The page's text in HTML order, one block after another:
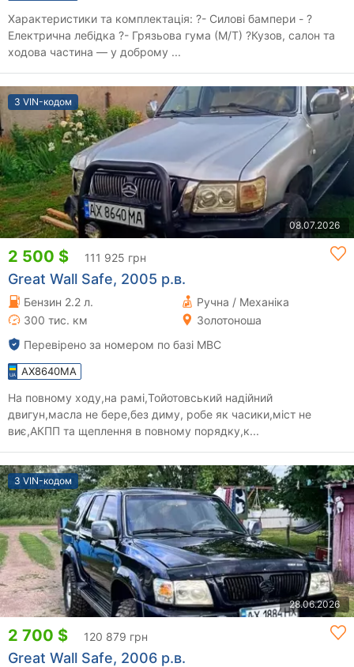
Характеристики та комплектація: ?- Силові бампери - ?
Електрична лебідка ?- Грязьова гума (M/T) ?Кузов, салон та
ходова частина — у доброму ...
З VIN-кодом
08.07.2026
2 500 $ 111 925 грн
Great Wall Safe, 2005 р.в.
Бензин 2.2 л.
Ручна / Механіка
300 тис. км
Золотоноша
Перевірено за номером по базі МВС
AX8640MA
На повному ходу,на рамі,Тойотовський надійний
двигун,масла не бере,без диму, робе як часики,міст не
виє,АКПП та щеплення в повному порядку,к...
З VIN-кодом
28.06.2026
2 700 $ 120 879 грн
Great Wall Safe, 2006 р.в.